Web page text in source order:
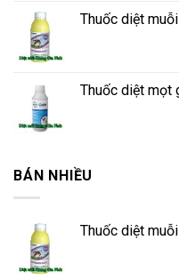
Thuốc diệt
Thuốc diệt mọt
BÁN NHIỀU
Thuốc diệt